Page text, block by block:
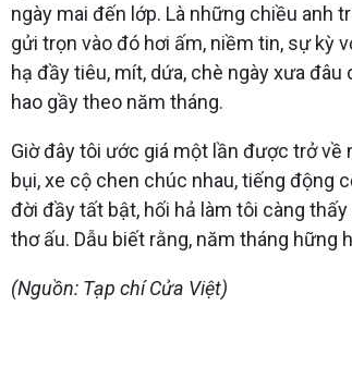
ngày mai đến lớp. Là những chiều anh
gửi trọn vào đó hơi ấm, niềm tin, sự kỳ
hạ đầy tiêu, mít, dứa, chè ngày xưa
hao gầy theo năm tháng.
Giờ đây tôi ước giá một lần được trở
bụi, xe cộ chen chúc nhau, tiếng động
đời đầy tất bật, hối hả làm tôi càng
thơ ấu. Dẫu biết rằng, năm tháng hững
(Nguồn: Tạp chí Cửa Việt)